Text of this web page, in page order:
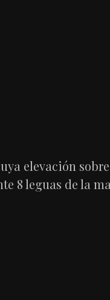
elevación sobre
8 leguas de la